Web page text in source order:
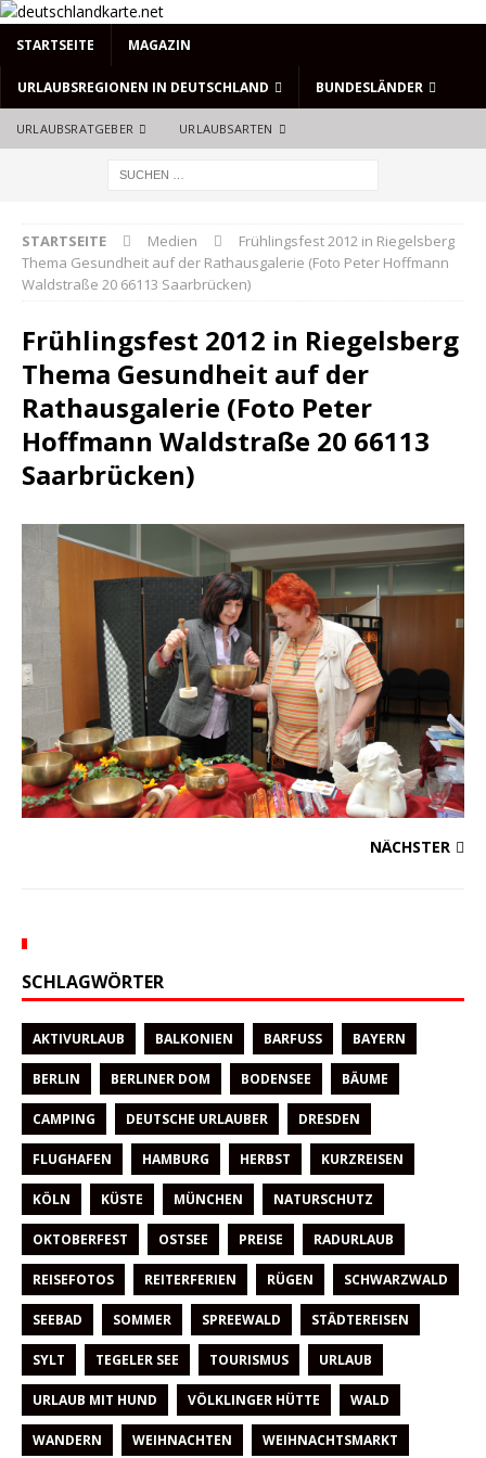
STARTSEITE MAGAZIN
URLAUBSREGIONEN IN DEUTSCHLAND BUNDESLÄNDER
URLAUBSRATGEBER URLAUBSARTEN
STARTSEITE Medien
Frühlingsfest 2012 in Riegelsberg
Thema Gesundheit auf der Rathausgalerie (Foto Peter Hoffmann
Waldstraße 20 66113 Saarbrücken)
Frühlingsfest 2012 in Riegelsberg
Thema Gesundheit auf der
Rathausgalerie (Foto Peter
Hoffmann Waldstraße 20 66113
Saarbrücken)
NÄCHSTER
SCHLAGWÖRTER
AKTIVURLAUB BALKONIEN BARFUSS BAYERN
BERLIN BERLINER DOM BODENSEE BÄUME
CAMPING DEUTSCHE URLAUBER DRESDEN
FLUGHAFEN HAMBURG HERBST KURZREISEN
KÖLN KÜSTE MÜNCHEN NATURSCHUTZ
OKTOBERFEST OSTSEE PREISE RADURLAUB
REISEFOTOS REITERFERIEN RÜGEN SCHWARZWALD
SEEBAD SOMMER SPREEWALD STÄDTEREISEN
SYLT TEGELER SEE TOURISMUS URLAUB
URLAUB MIT HUND VÖLKLINGER HÜTTE WALD
WANDERN WEIHNACHTEN WEIHNACHTSMARKT